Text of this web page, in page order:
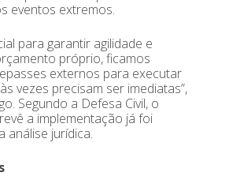
eventos extremos.
para garantir agilidade e
próprio, ficamos
externos para executar
vezes precisam ser imediatas”,
Segundo a Defesa Civil, o
a implementação já foi
análise jurídica.